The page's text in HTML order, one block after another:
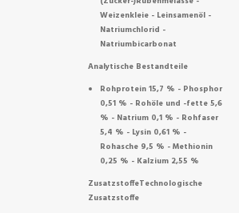
Weizenkleie - Leinsamenöl -
Natriumchlorid -
Natriumbicarbonat
Analytische Bestandteile
Rohprotein 15,7 % - Phosphor
0,51 % - Rohöle und -fette 5,6
% - Natrium 0,1 % - Rohfaser
5,4 % - Lysin 0,61 % -
Rohasche 9,5 % - Methionin
0,25 % - Kalzium 2,55 %
ZusatzstoffeTechnologische
Zusatzstoffe